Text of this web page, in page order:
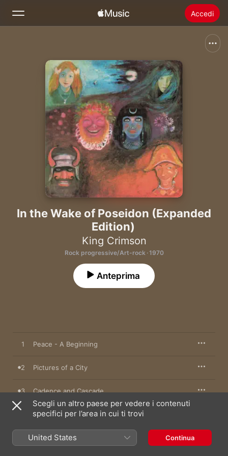
Accedi
Novità
Installare Apple Music
In the Wake of Poseidon (Expanded
Edition)
King Crimson
Rock progressive/Art-rock · 1970
Anteprima
1 Peace - A Beginning
2 Pictures of a City
3 Cadence and Cascade
In the Wake of Poseidon
Peace - A Theme
Scegli un altro paese per vedere i contenuti
specifici per l’area in cui ti trovi
United States Continua